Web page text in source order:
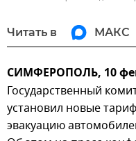
Читать в МАКС
СИМФЕРОПОЛЬ, 10
Государственный
установил новые
эвакуацию